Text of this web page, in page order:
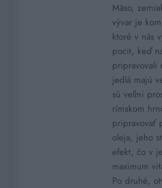
Mäso,
vývar je
ktoré v nás
pocit, keď
pripravovali
jedlá majú
sú veľmi
rímskom
pripravovať
oleja, jeho
efekt, čo v
maximum
Po druhé,